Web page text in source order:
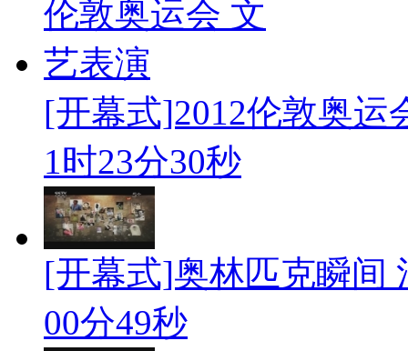
[开幕式]2012伦敦奥运
1时23分30秒
[开幕式]奥林匹克瞬间
00分49秒